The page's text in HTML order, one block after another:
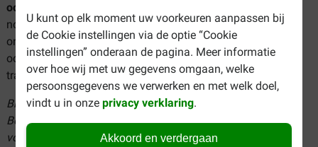
U kunt op elk moment uw voorkeuren aanpassen bij
de Cookie instellingen via de optie “Cookie
instellingen” onderaan de pagina. Meer informatie
over hoe wij met uw gegevens omgaan, welke
persoonsgegevens we verwerken en met welk doel,
vindt u in onzeprivacy verklaring.
Akkoord en verdergaan
oorverzorging voor de hond
nodig heeft om de gezonde ogen en oren bij uw hond te
ondersteunen. Ook wanneer uw hond kampt met bepaalde
oog- of oorproblemen zoals oorontsteking of overtollig
traansmeer, schiet ons assortiment u te hulp!
Bij Brekz kunt u alles voor de hond goedkoop bestellen.
Bekijk ons assortiment oog- en oorverzorgingsproducten
voor de hond en koop nu de beste producten tegen de